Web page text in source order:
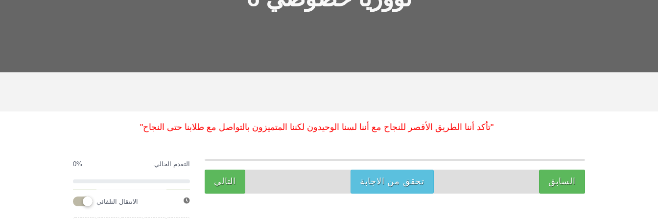
"تأكد أننا الطريق الأقصر للنجاح مع أننا لسنا الوحيدون لكننا المتميزون بالتواصل مع طلابنا حتى النجاح"
السابق تحقق من الاجابة التالي
التقدم الحالي: 0%
الانتقال التلقائي